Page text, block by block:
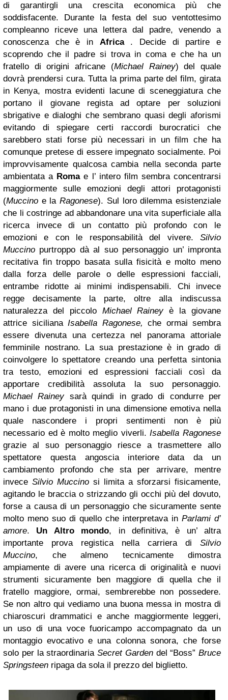
di garantirgli una crescita economica più che
soddisfacente. Durante la festa del suo ventottesimo
compleanno riceve una lettera dal padre, venendo a
conoscenza che è in Africa. Decide di partire e
scoprendo che il padre si trova in coma e che ha un
fratello di origini africane (Michael Rainey) del quale
dovrà prendersi cura. Tutta la prima parte del film, girata
in Kenya, mostra evidenti lacune di sceneggiatura che
portano il giovane regista ad optare per soluzioni
sbrigative e dialoghi che sembrano quasi degli aforismi
evitando di spiegare certi raccordi burocratici che
sarebbero stati forse più necessari in un film che ha
comunque pretese di essere impegnato socialmente. Poi
improvvisamente qualcosa cambia nella seconda parte
ambientata a Romae l’ intero film sembra concentrarsi
maggiormente sulle emozioni degli attori protagonisti
(Muccino e laRagonese). Sul loro dilemma esistenziale
che li costringe ad abbandonare una vita superficiale alla
ricerca invece di un contatto più profondo con le
emozioni e con le responsabilità del vivere. Silvio
Muccino purtroppo dà al suo personaggio un’ impronta
recitativa fin troppo basata sulla fisicità e molto meno
dalla forza delle parole o delle espressioni facciali,
entrambe ridotte ai minimi indispensabili. Chi invece
regge decisamente la parte, oltre alla indiscussa
naturalezza del piccolo Michael Raineyè la giovane
attrice siciliana Isabella Ragonese, che ormai sembra
essere divenuta una certezza nel panorama attoriale
femminile nostrano. La sua prestazione è in grado di
coinvolgere lo spettatore creando una perfetta sintonia
tra testo, emozioni ed espressioni facciali così da
apportare credibilità assoluta la suo personaggio.
Michael Raineysarà quindi in grado di condurre per
mano i due protagonisti in una dimensione emotiva nella
quale nascondere i propri sentimenti non è più
necessario ed è molto meglio viverli.Isabella Ragonese
grazie al suo personaggio riesce a trasmettere allo
spettatore questa angoscia interiore data da un
cambiamento profondo che sta per arrivare, mentre
invece Silvio Muccino si limita a sforzarsi fisicamente,
agitando le braccia o strizzando gli occhi più del dovuto,
forse a causa di un personaggio che sicuramente sente
molto meno suo di quello che interpretava in Parlami d’
amore. Un Altro mondo, in definitiva, è un’ altra
importante prova registica nella carriera di Silvio
Muccino, che almeno tecnicamente dimostra
ampiamente di avere una ricerca di originalità e nuovi
strumenti sicuramente ben maggiore di quella che il
fratello maggiore, ormai, sembrerebbe non possedere.
Se non altro qui vediamo una buona messa in mostra di
chiaroscuri drammatici e anche maggiormente leggeri,
un uso di una voce fuoricampo accompagnato da un
montaggio evocativo e una colonna sonora, che forse
solo per la straordinaria Secret Gardendel “Boss” Bruce
Springsteen ripaga da sola il prezzo del biglietto.